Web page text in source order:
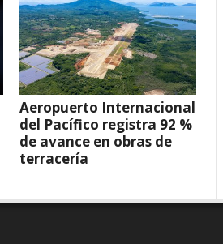
Aeropuerto Internacional
del Pacífico registra 92 %
de avance en obras de
terracería